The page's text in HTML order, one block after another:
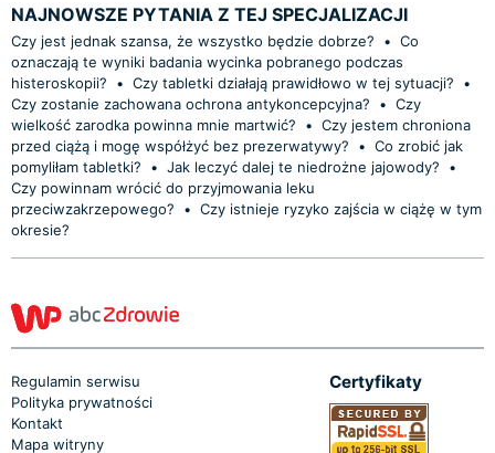
NAJNOWSZE PYTANIA Z TEJ SPECJALIZACJI
Czy jest jednak szansa, że wszystko będzie dobrze? • Co
oznaczają te wyniki badania wycinka pobranego podczas
histeroskopii?
• Czy tabletki działają prawidłowo w tej sytuacji?
•
Czy zostanie zachowana ochrona antykoncepcyjna?
• Czy
wielkość zarodka powinna mnie martwić?
• Czy jestem chroniona
przed ciążą i mogę współżyć bez prezerwatywy?
• Co zrobić jak
pomyliłam tabletki?
• Jak leczyć dalej te niedrożne jajowody?
•
Czy powinnam wrócić do przyjmowania leku
przeciwzakrzepowego?
• Czy istnieje ryzyko zajścia w ciążę w tym
okresie?
Regulamin serwisu
Polityka prywatności
Kontakt
Mapa witryny
Certyfikaty